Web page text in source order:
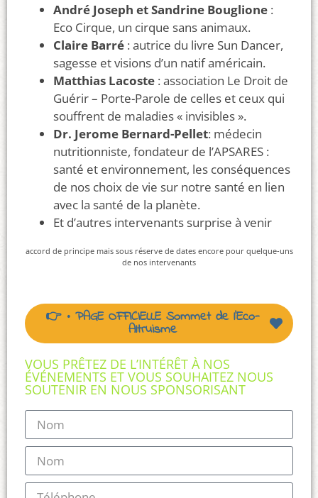
André Joseph et Sandrine Bouglione :
Eco Cirque, un cirque sans animaux.
Claire Barré : autrice du livre Sun Dancer,
sagesse et visions d’un natif américain.
Matthias Lacoste : association Le Droit de
Guérir – Porte-Parole de celles et ceux qui
souffrent de maladies « invisibles ».
Dr. Jerome Bernard-Pellet: médecin
nutritionniste, fondateur de l’APSARES :
santé et environnement, les conséquences
de nos choix de vie sur notre santé en lien
avec la santé de la planète.
Et d’autres intervenants surprise à venir
accord de principe mais sous réserve de dates encore pour quelque-uns
de nos intervenants
👉 • PAGE OFFICIELLE Sommet de l’Eco-
Altruisme
VOUS PRÊTEZ DE L’INTÉRÊT À NOS
ÉVÉNEMENTS ET VOUS SOUHAITEZ NOUS
SOUTENIR EN NOUS SPONSORISANT